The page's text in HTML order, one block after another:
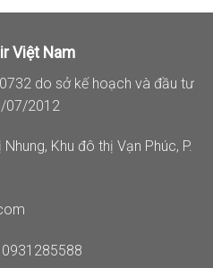
Việt Nam
do sở kế hoạch và đầu tư
07/2012
Khu đô thị Vạn Phúc, P.
0931285588